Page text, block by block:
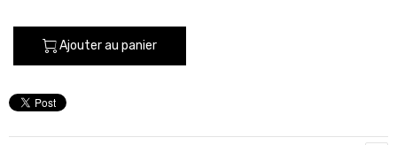
Ajouter au panier